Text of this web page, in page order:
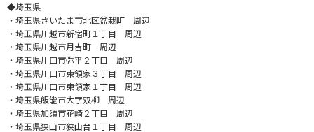
◆埼玉県
・埼玉県さいたま市北区盆栽町 周辺
・埼玉県川越市新宿町１丁目 周辺
・埼玉県川越市月吉町 周辺
・埼玉県川口市弥平２丁目 周辺
・埼玉県川口市東領家３丁目 周辺
・埼玉県川口市東領家１丁目 周辺
・埼玉県飯能市大字双柳 周辺
・埼玉県加須市花崎２丁目 周辺
・埼玉県狭山市狭山台１丁目 周辺